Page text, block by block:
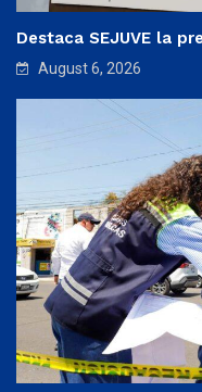
Destaca SEJUVE la
August 6, 2026